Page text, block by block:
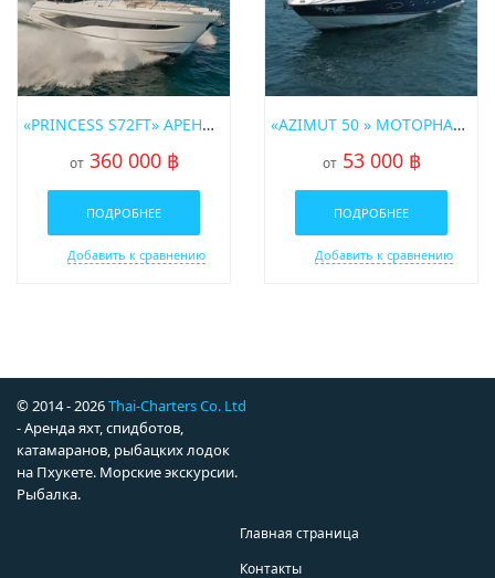
«PRINCESS S72FT» АРЕНДА МОТОРНОЙ ЯХТЫ НА ПХУКЕТЕ
от 360 000 ฿
ПОДРОБНЕЕ
Добавить к сравнению
«AZIMUT 50 » МОТОРНАЯ ЯХТА
от 53 000 ฿
ПОДРОБНЕЕ
Добавить к сравнению
© 2014 - 2026Thai-Charters Co. Ltd
- Аренда яхт, спидботов,
катамаранов, рыбацких лодок
на Пхукете. Морские экскурсии.
Рыбалка.
Главная страница
Контакты